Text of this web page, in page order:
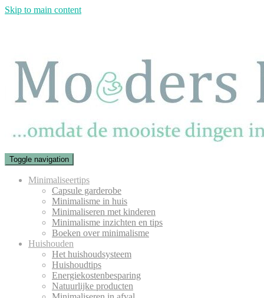
Skip to main content
Toggle navigation
Minimaliseertips
Capsule garderobe
Minimalisme in huis
Minimaliseren met kinderen
Minimalisme inzichten en tips
Boeken over minimalisme
Huishouden
Het huishoudsysteem
Huishoudtips
Energiekostenbesparing
Natuurlijke producten